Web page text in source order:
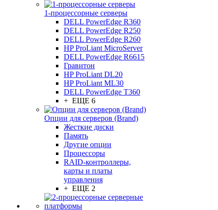
1-процессорные серверы
DELL PowerEdge R360
DELL PowerEdge R250
DELL PowerEdge R260
HP ProLiant MicroServer
DELL PowerEdge R6615
Гравитон
HP ProLiant DL20
HP ProLiant ML30
DELL PowerEdge T360
+ ЕЩЕ 6
Опции для серверов (Brand)
Жесткие диски
Память
Другие опции
Процессоры
RAID-контроллеры,
карты и платы
управления
+ ЕЩЕ 2